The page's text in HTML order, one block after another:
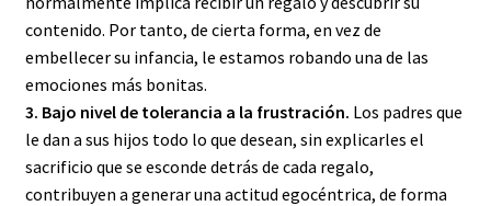
contenido. Por tanto, de cierta forma, en vez de
embellecer su infancia, le estamos robando una de las
emociones más bonitas.
3. Bajo nivel de tolerancia a la frustración. Los padres que
le dan a sus hijos todo lo que desean, sin explicarles el
sacrificio que se esconde detrás de cada regalo,
contribuyen a generar una actitud egocéntrica, de forma